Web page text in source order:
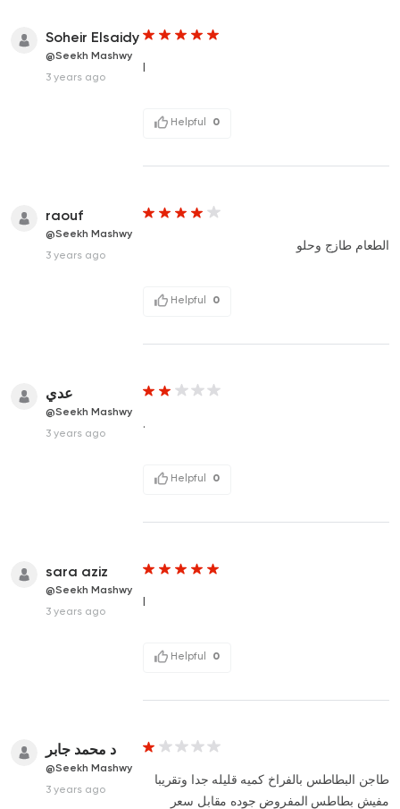
Soheir Elsaidy
@Seekh Mashwy
3 years ago
I
Helpful 0
raouf
@Seekh Mashwy
3 years ago
الطعام طازج وحلو
Helpful 0
عدي
@Seekh Mashwy
3 years ago
.
Helpful 0
sara aziz
@Seekh Mashwy
3 years ago
I
Helpful 0
د محمد جابر
@Seekh Mashwy
3 years ago
طاجن البطاطس بالفراخ كميه قليله جدا وتقريبا
مفيش بطاطس المفروض جوده مقابل سعر